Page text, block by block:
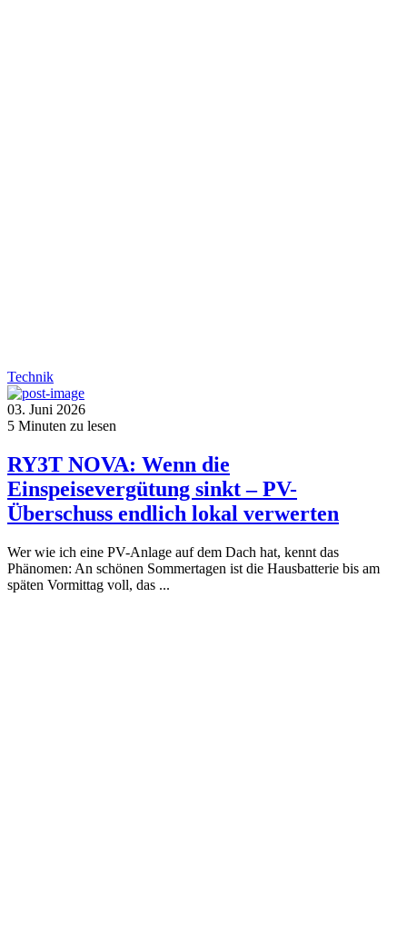
Technik
03. Juni 2026
5 Minuten zu lesen
RY3T NOVA: Wenn die
Einspeisevergütung sinkt – PV-
Überschuss endlich lokal verwerten
Wer wie ich eine PV-Anlage auf dem Dach hat, kennt das
Phänomen: An schönen Sommertagen ist die Hausbatterie bis am
späten Vormittag voll, das ...